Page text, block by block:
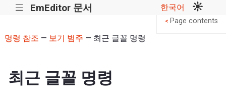
||| EmEditor 문서 한국어
명령 참조 — 보기 범주 — 최근 글꼴 명령
최근 글꼴 명령
< Page contents